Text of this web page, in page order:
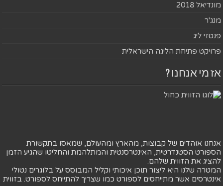
מונדיאל 2018
מנג'ר
פנטזי ליג
פרויקט פתיחת הליגה הישראלית
אז מי אנחנו ?
אנחנו אוהדים של קבוצות, מהארץ ומהעולם, שמאסו בתקשורת
הספורט הסטנדרטית, האינטרסנטית והמתלהמת והחליטו שהגיע הזמן
להציג את הזווית שלהם.
המטרה שלנו היא ליצור תוכן איכותי וקליל המבוסס על בלוגרים נטולי
אינטרסים אשר מתייחסים לספורט כמו שצריך להתייחס לספורט. בזווית